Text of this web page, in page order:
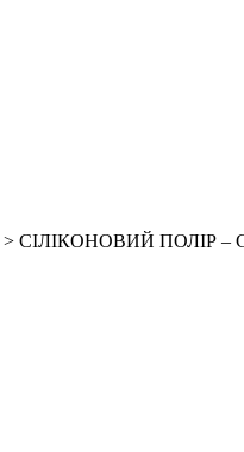
> СІЛІКОНОВИЙ ПОЛІР –